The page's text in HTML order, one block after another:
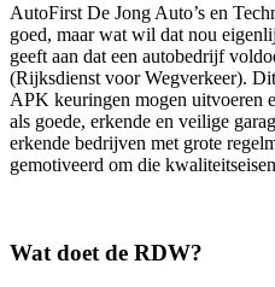
AutoFirst De Jong Auto’s en
goed, maar wat wil dat nou
geeft aan dat een autobedrijf
(Rijksdienst voor Wegverkeer).
APK keuringen mogen uitvoeren
als goede, erkende en veilige
erkende bedrijven met grote
gemotiveerd om die
Wat doet de RDW?